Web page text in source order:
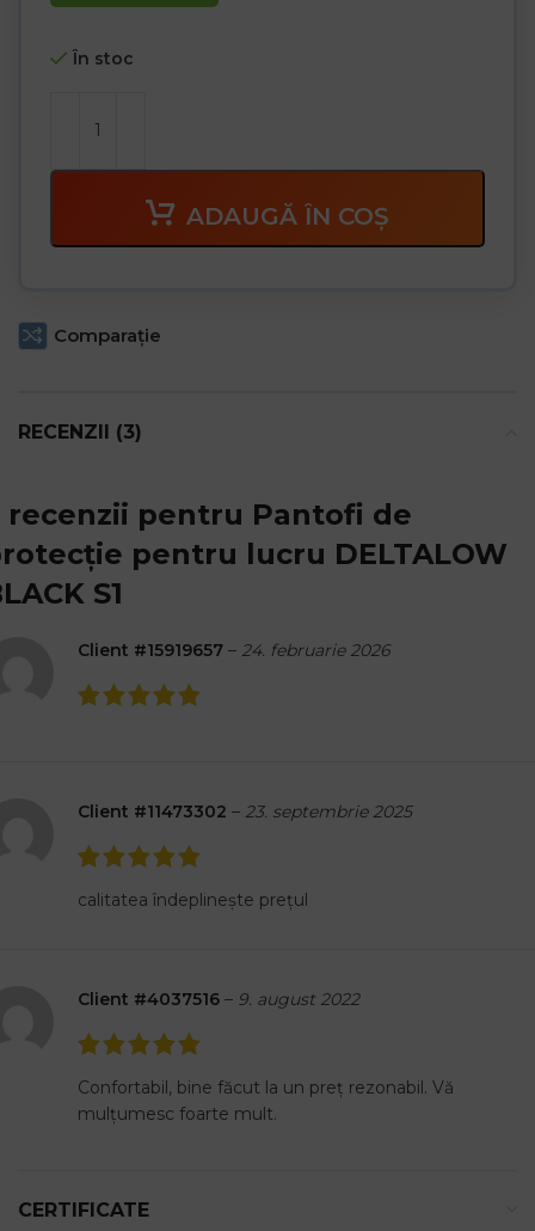
În stoc
ADAUGĂ ÎN COȘ
Comparaţie
RECENZII (3)
recenzii pentru Pantofi de
pentru lucru DELTALOW
S1
Client #15919657 – 24. februarie 2026
Client #11473302 – 23. septembrie 2025
calitatea îndeplinește prețul
Client #4037516 – 9. august 2022
Confortabil, bine făcut la un preț rezonabil. Vă
mulțumesc foarte mult.
CERTIFICATE